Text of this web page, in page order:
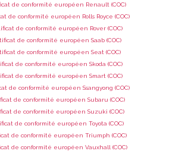
de conformité européen Renault (COC)
de conformité européen Rolls Royce (COC)
de conformité européen Rover (COC)
de conformité européen Saab (COC)
de conformité européen Seat (COC)
de conformité européen Skoda (COC)
de conformité européen Smart (COC)
de conformité européen Ssangyong (COC)
de conformité européen Subaru (COC)
de conformité européen Suzuki (COC)
de conformité européen Toyota (COC)
de conformité européen Triumph (COC)
de conformité européen Vauxhall (COC)